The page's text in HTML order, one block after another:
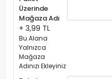
Üzerinde
Mağaza Adı
+ 3,99 TL
Bu Alana
Yalnızca
Mağaza
Adınızı Ekleyiniz